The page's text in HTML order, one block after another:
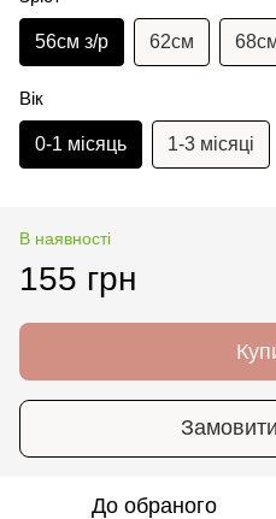
56см з/р 62см
Вік
0-1 місяць 1-3 місяці
В наявності
155 грн
До обраного